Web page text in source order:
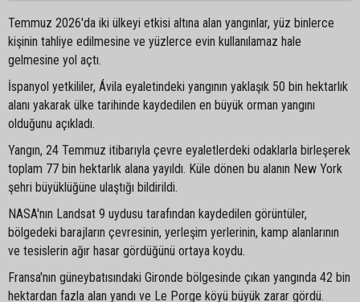
Temmuz 2026'da iki ülkeyi etkisi altına alan yangınlar, yüz binlerce
kişinin tahliye edilmesine ve yüzlerce evin kullanılamaz hale
gelmesine yol açtı.
İspanyol yetkililer, Ávila eyaletindeki yangının yaklaşık 50 bin hektarlık
alanı yakarak ülke tarihinde kaydedilen en büyük orman yangını
olduğunu açıkladı.
Yangın, 24 Temmuz itibarıyla çevre eyaletlerdeki odaklarla birleşerek
toplam 77 bin hektarlık alana yayıldı. Küle dönen bu alanın New York
şehri büyüklüğüne ulaştığı bildirildi.
NASA'nın Landsat 9 uydusu tarafından kaydedilen görüntüler,
bölgedeki barajların çevresinin, yerleşim yerlerinin, kamp alanlarının
ve tesislerin ağır hasar gördüğünü ortaya koydu.
Fransa'nın güneybatısındaki Gironde bölgesinde çıkan yangında 42 bin
hektardan fazla alan yandı ve Le Porge köyü büyük zarar gördü.